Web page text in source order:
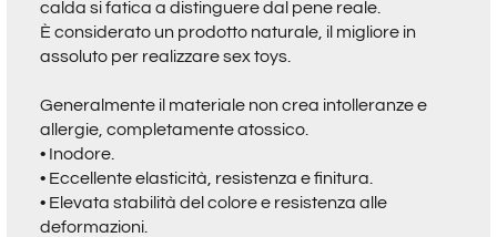
calda si fatica a distinguere dal pene reale.
È considerato un prodotto naturale, il migliore in
assoluto per realizzare sex toys.
Generalmente il materiale non crea intolleranze e
allergie, completamente atossico.
• Inodore.
• Eccellente elasticità, resistenza e finitura.
• Elevata stabilità del colore e resistenza alle
deformazioni.